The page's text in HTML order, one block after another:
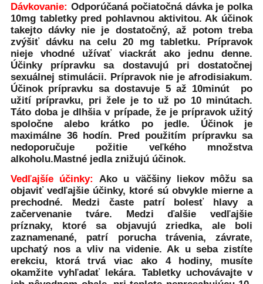
Dávkovanie: Odporúčaná počiatočná dávka je polka
10mg tabletky pred pohlavnou aktivitou. Ak účinok
takejto dávky nie je dostatočný, až potom treba
zvýšiť dávku na celu 20 mg tabletku. Prípravok
nieje vhodné užívať viackrát ako jednu denne.
Účinky prípravku sa dostavujú pri dostatočnej
sexuálnej stimulácii. Prípravok nie je afrodisiakum.
Účinok prípravku sa dostavuje 5 až 10minút po
užití prípravku, pri žele je to už po 10 minútach.
Táto doba je dlhšia v prípade, že je prípravok užitý
spoločne alebo krátko po jedle. Účinok je
maximálne 36 hodín. Pred použitím prípravku sa
nedoporučuje požitie veľkého množstva
alkoholu.Mastné jedla znižujú účinok.
Vedľajšíe účinky:
Ako u väčšiny liekov môžu sa
objaviť vedľajšie účinky, ktoré sú obvykle mierne a
prechodné. Medzi časte patrí bolesť hlavy a
začervenanie tváre. Medzi ďalšie vedľajšie
príznaky, ktoré sa objavujú zriedka, ale boli
zaznamenané, patrí porucha trávenia, závrate,
upchatý nos a vliv na videnie. Ak u seba zistíte
erekciu, ktorá trvá viac ako 4 hodiny, musíte
okamžite vyhľadať lekára. Tabletky uchovávajte v